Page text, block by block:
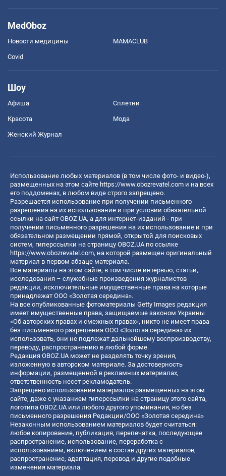
MedOboz
Новости медицины MAMACLUB
Covid
Шоу
Афиша Сплетни
Красота Мода
Женский Журнал
Использование любых материалов (в том числе фото- и видео-),
размещенных на этом сайте https://www.obozrevatel.com и на всех
его поддоменах, в любом виде строго запрещено.
Разрешается использование при получении письменного
разрешения на их использование и при условии обязательной
ссылки на сайт OBOZ.UA, а для интернет-изданий - при
получении письменного разрешения на их использование и при
обязательном размещении прямой, открытой для поисковых
систем, гиперссылки на страницу OBOZ.UA по ссылке
https://www.obozrevatel.com, на которой размещен оригинальный
материал в первом абзаце материала.
Все материалы на этом сайте, в том числе интервью, статьи,
исследования – служебные произведения журналистов
редакции, исключительные имущественные права на которые
принадлежат ООО «Золотая середина».
На все опубликованные фотоматериалы Getty Images редакция
имеет имущественные права, защищаемые законом Украины
«Об авторских правах и смежных правах», никто не имеет права
без письменного разрешения ООО «Золотая середина» их
использовать, они не подлежат дальнейшему воспроизводству,
переводу, распространению в любой форме.
Редакция OBOZ.UA может не разделять точку зрения,
изложенную в авторском материале. За достоверность
информации, размещенной в рекламных материалах,
ответственность несет рекламодатель.
Запрещено использование материалов размещенных на этом
сайте, даже с указанием гиперссылки на страницу этого сайта,
логотипа OBOZ.UA или любого другого упоминания, но без
письменного разрешения Редакции/ООО «Золотая середина»
Незаконным использованием материалов будет считаться:
любое копирование, публикация, перепечатка, последующее
распространение, использование, переработка с
использованием, включением в состав других материалов,
распространение, адаптация, перевод и другие подобные
изменения материала.